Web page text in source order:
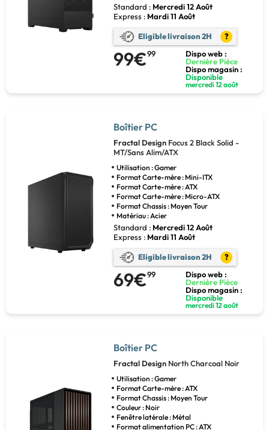
Standard : Mercredi 12 Août
Express : Mardi 11 Août
Eligible livraison 2H ?
99€99
Dispo web :
Dernière Pièce
Dispo magasin :
Disponible
mercredi 12 août
Boîtier PC
Fractal Design Focus 2 Black Solid -
MT/Sans Alim/ATX
Utilisation : Gamer
Format Carte-mère : Mini-ITX
Format Carte-mère : ATX
Format Carte-mère : Micro-ATX
Format Chassis : Moyen Tour
Matériau : Acier
Standard : Mercredi 12 Août
Express : Mardi 11 Août
Eligible livraison 2H ?
69€99
Dispo web :
Dernière Pièce
Dispo magasin :
Disponible
mercredi 12 août
Boîtier PC
Fractal Design North Charcoal Noir
Utilisation : Gamer
Format Carte-mère : ATX
Format Chassis : Moyen Tour
Couleur : Noir
Fenêtre latérale : Métal
Format alimentation PC : ATX